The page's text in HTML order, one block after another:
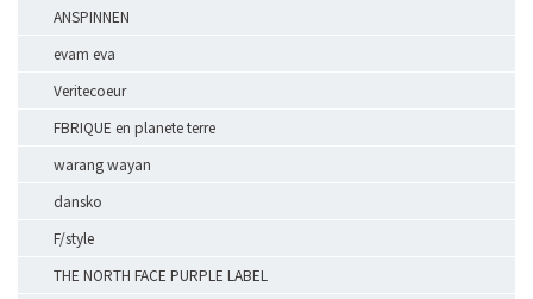
ANSPINNEN
evam eva
Veritecoeur
FBRIQUE en planete terre
warang wayan
dansko
F/style
THE NORTH FACE PURPLE LABEL